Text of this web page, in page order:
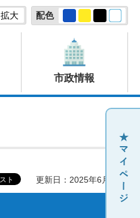
拡大 配色
市政情報
更新日：2025年6月20日